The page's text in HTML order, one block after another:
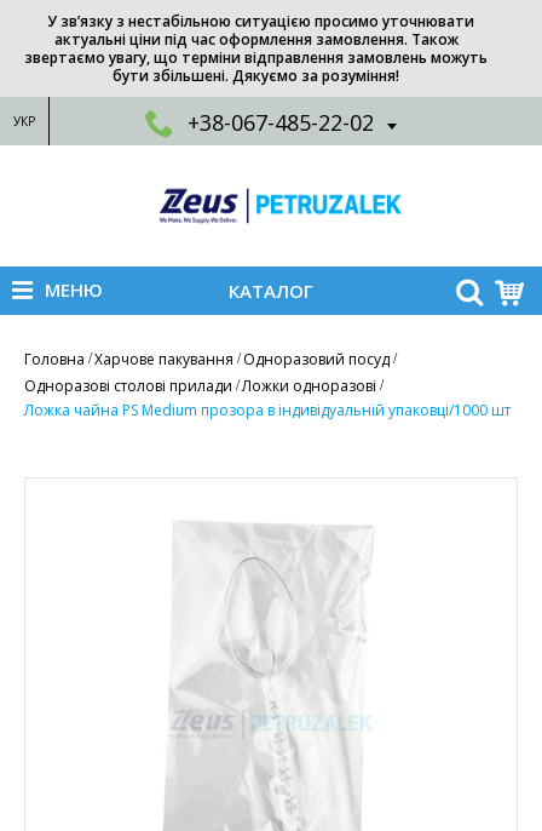
У зв’язку з нестабільною ситуацією просимо уточнювати
актуальні ціни під час оформлення замовлення. Також
звертаємо увагу, що терміни відправлення замовлень можуть
бути збільшені. Дякуємо за розуміння!
УКР +38-067-485-22-02
МЕНЮ КАТАЛОГ
Головна Харчове пакування Одноразовий посуд
Одноразові столові прилади Ложки одноразові
Ложка чайна PS Medium прозора в iндивідуальній упаковці/1000 шт